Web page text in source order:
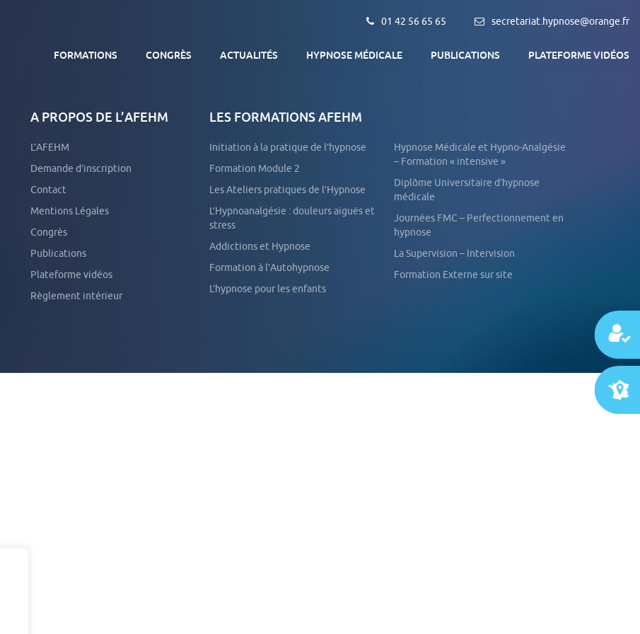
01 42 56 65 65 secretariat.hypnose@orange.fr
FORMATIONS
DIPLÔME UNIVERSITAIRE D’HYPNOSE MÉDICALE
FORMATIONS EXTERNES SUR SITE
TOUTES NOS FORMATIONS
CONGRÈS ACTUALITÉS HYPNOSE MÉDICALE
Objectif de la formation
PUBLICATIONS PLATEFORME VIDÉOS
A PROPOS DE L’AFEHM
L’AFEHM
Demande d’inscription
Contact
Mentions Légales
Congrès
Publications
Plateforme vidéos
Règlement intérieur
LES FORMATIONS AFEHM
Initiation à la pratique de l’hypnose
Formation Module 2
Les Ateliers pratiques de l’Hypnose
L’Hypnoanalgésie : douleurs aiguës et
stress
Addictions et Hypnose
Formation à l’Autohypnose
L’hypnose pour les enfants
Hypnose Médicale et Hypno-Analgésie
– Formation « intensive »
Diplôme Universitaire d’hypnose
médicale
Journées FMC – Perfectionnement en
hypnose
La Supervision – Intervision
Formation Externe sur site